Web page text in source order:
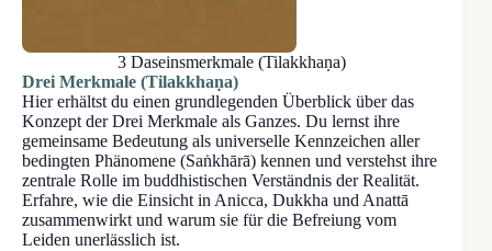
3 Daseinsmerkmale (Tilakkhaṇa)
Drei Merkmale (Tilakkhaṇa)
Hier erhältst du einen grundlegenden Überblick über das
Konzept der Drei Merkmale als Ganzes. Du lernst ihre
gemeinsame Bedeutung als universelle Kennzeichen aller
bedingten Phänomene (Saṅkhārā) kennen und verstehst ihre
zentrale Rolle im buddhistischen Verständnis der Realität.
Erfahre, wie die Einsicht in Anicca, Dukkha und Anattā
zusammenwirkt und warum sie für die Befreiung vom
Leiden unerlässlich ist.